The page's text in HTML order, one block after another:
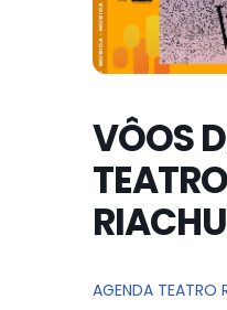
VÔOS
TEATRO
AGENDA TEATRO